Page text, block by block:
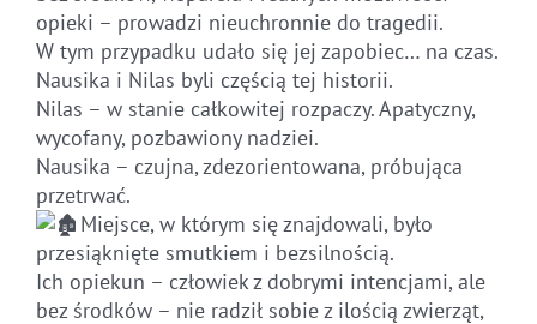
opieki – prowadzi nieuchronnie do tragedii.
W tym przypadku udało się jej zapobiec… na czas.
Nausika i Nilas byli częścią tej historii.
Nilas – w stanie całkowitej rozpaczy. Apatyczny,
wycofany, pozbawiony nadziei.
Nausika – czujna, zdezorientowana, próbująca
przetrwać.
Miejsce, w którym się znajdowali, było
przesiąknięte smutkiem i bezsilnością.
Ich opiekun – człowiek z dobrymi intencjami, ale
bez środków – nie radził sobie z ilością zwierząt,